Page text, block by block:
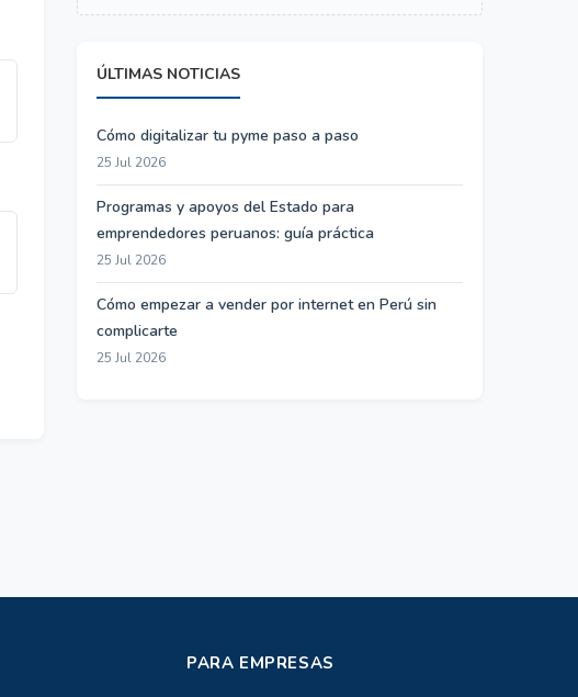
ÚLTIMAS NOTICIAS
Cómo digitalizar tu pyme paso a paso
25 Jul 2026
Programas y apoyos del Estado para
emprendedores peruanos: guía práctica
25 Jul 2026
Cómo empezar a vender por internet en Perú sin
complicarte
25 Jul 2026
PARA EMPRESAS